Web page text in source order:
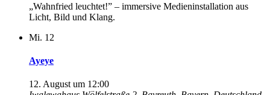
„Wahnfried leuchtet!” – immersive Medieninstallation aus
Licht, Bild und Klang.
Mi. 12
Ayeye
12. August um 12:00